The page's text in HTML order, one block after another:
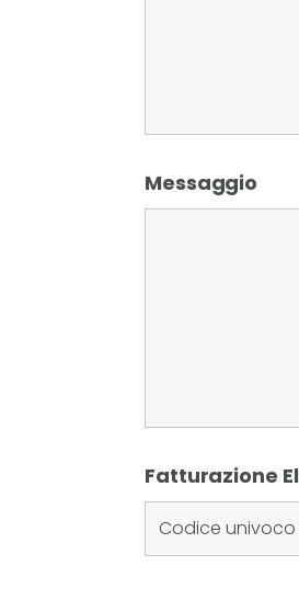
Messaggio
Fatturazione